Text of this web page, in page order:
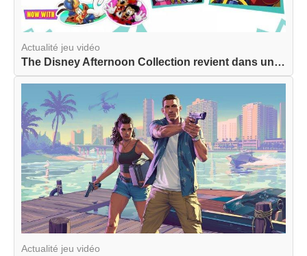
Actualité jeu vidéo
The Disney Afternoon Collection revient dans une...
Actualité jeu vidéo